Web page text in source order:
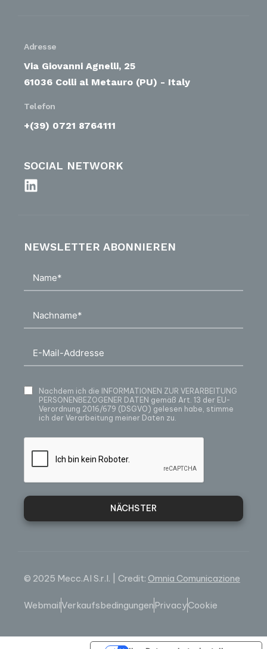
Adresse
Via Giovanni Agnelli, 25
61036 Colli al Metauro (PU) - Italy
Telefon
+(39) 0721 8764111
SOCIAL NETWORK
NEWSLETTER ABONNIEREN
Nachdem ich die INFORMATIONEN ZUR VERARBEITUNG
PERSONENBEZOGENER DATEN gemäß Art. 13 der EU-
Verordnung 2016/679 (DSGVO) gelesen habe, stimme
ich der Verarbeitung meiner Daten zu.
NÄCHSTER
© 2025 Mecc.Al S.r.l. | Credit: Omnia Comunicazione
WebmailVerkaufsbedingungenPrivacyCookie